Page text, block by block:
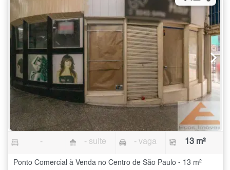
- - suíte - vaga 13 m²
Ponto Comercial à Venda no Centro de São Paulo - 13 m²